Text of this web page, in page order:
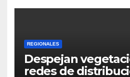
REGIONALES
Despejan
redes de